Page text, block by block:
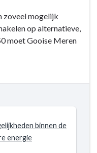
zoveel mogelijk
op alternatieve,
moet Gooise Meren
binnen de
energie